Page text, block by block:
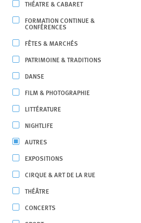
THÉATRE & CABARET
FORMATION CONTINUE &
CONFÉRENCES
FÊTES & MARCHÉS
PATRIMOINE & TRADITIONS
DANSE
FILM & PHOTOGRAPHIE
LITTÉRATURE
NIGHTLIFE
AUTRES
EXPOSITIONS
CIRQUE & ART DE LA RUE
THÉÂTRE
CONCERTS